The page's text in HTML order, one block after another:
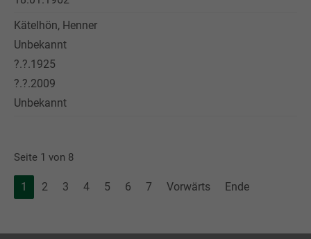
Kätelhön, Henner
Unbekannt
?.?.1925
?.?.2009
Unbekannt
Seite 1 von 8
1 2 3 4 5 6 7 Vorwärts Ende